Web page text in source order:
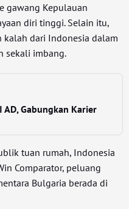
gawang Kepulauan
diri tinggi. Selain itu,
kalah dari Indonesia dalam
sekali imbang.
Gabungkan Karier
tuan rumah, Indonesia
Comparator, peluang
Bulgaria berada di